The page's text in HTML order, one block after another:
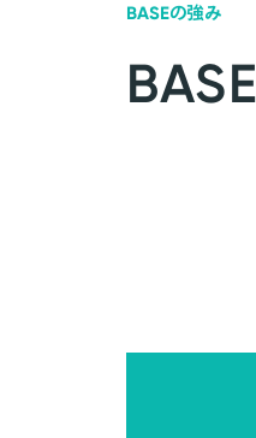
BASEの強み